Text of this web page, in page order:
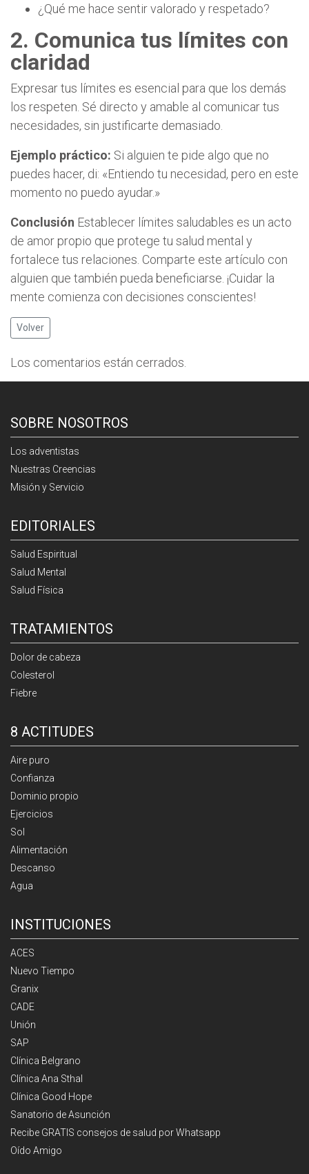
¿Qué me hace sentir valorado y respetado?
2. Comunica tus límites con
claridad
Expresar tus límites es esencial para que los demás
los respeten. Sé directo y amable al comunicar tus
necesidades, sin justificarte demasiado.
Ejemplo práctico: Si alguien te pide algo que no
puedes hacer, di: «Entiendo tu necesidad, pero en este
momento no puedo ayudar.»
Conclusión Establecer límites saludables es un acto
de amor propio que protege tu salud mental y
fortalece tus relaciones. Comparte este artículo con
alguien que también pueda beneficiarse. ¡Cuidar la
mente comienza con decisiones conscientes!
Volver
Los comentarios están cerrados.
SOBRE NOSOTROS
Los adventistas
Nuestras Creencias
Misión y Servicio
EDITORIALES
Salud Espiritual
Salud Mental
Salud Física
TRATAMIENTOS
Dolor de cabeza
Colesterol
Fiebre
8 ACTITUDES
Aire puro
Confianza
Dominio propio
Ejercicios
Sol
Alimentación
Descanso
Agua
INSTITUCIONES
ACES
Nuevo Tiempo
Granix
CADE
Unión
SAP
Clínica Belgrano
Clínica Ana Sthal
Clínica Good Hope
Sanatorio de Asunción
Recibe GRATIS consejos de salud por Whatsapp
Oído Amigo